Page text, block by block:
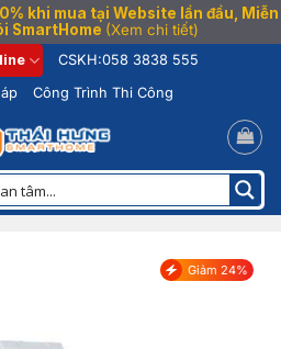
khi mua tại Website lần đầu, Miễn
SmartHome (Xem chi tiết)
CSKH:058 3838 555
Công Trình Thi Công
Giảm 24%